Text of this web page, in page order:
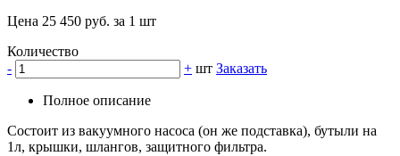
Цена 25 450 руб. за 1 шт
Количество
-
+ шт Заказать
Полное описание
Состоит из вакуумного насоса (он же подставка), бутыли на
1л, крышки, шлангов, защитного фильтра.